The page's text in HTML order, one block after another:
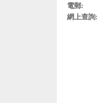
電郵:
網上查詢: